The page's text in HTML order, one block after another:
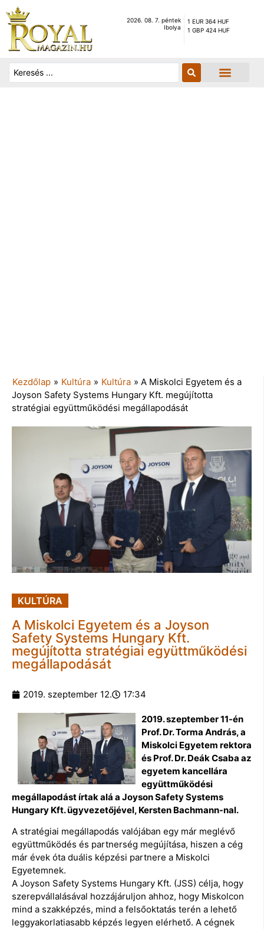
2026. 08. 7. péntek
Ibolya
1 EUR 364 HUF
1 GBP 424 HUF
Kezdőlap » Kultúra » Kultúra » A Miskolci Egyetem és a
Joyson Safety Systems Hungary Kft. megújította
stratégiai együttműködési megállapodását
KULTÚRA
A Miskolci Egyetem és a Joyson
Safety Systems Hungary Kft.
megújította stratégiai együttműködési
megállapodását
2019. szeptember 12. 17:34
2019. szeptember 11-én
Prof. Dr. Torma András, a
Miskolci Egyetem rektora
és Prof. Dr. Deák Csaba az
egyetem kancellára
együttműködési
megállapodást írtak alá a Joyson Safety Systems
Hungary Kft. ügyvezetőjével, Kersten Bachmann-nal.
A stratégiai megállapodás valójában egy már meglévő
együttműködés és partnerség megújítása, hiszen a cég
már évek óta duális képzési partnere a Miskolci
Egyetemnek.
A Joyson Safety Systems Hungary Kft. (JSS) célja, hogy
szerepvállalásával hozzájáruljon ahhoz, hogy Miskolcon
mind a szakképzés, mind a felsőoktatás terén a lehető
leggyakorlatiasabb képzés legyen elérhető. A cégnek